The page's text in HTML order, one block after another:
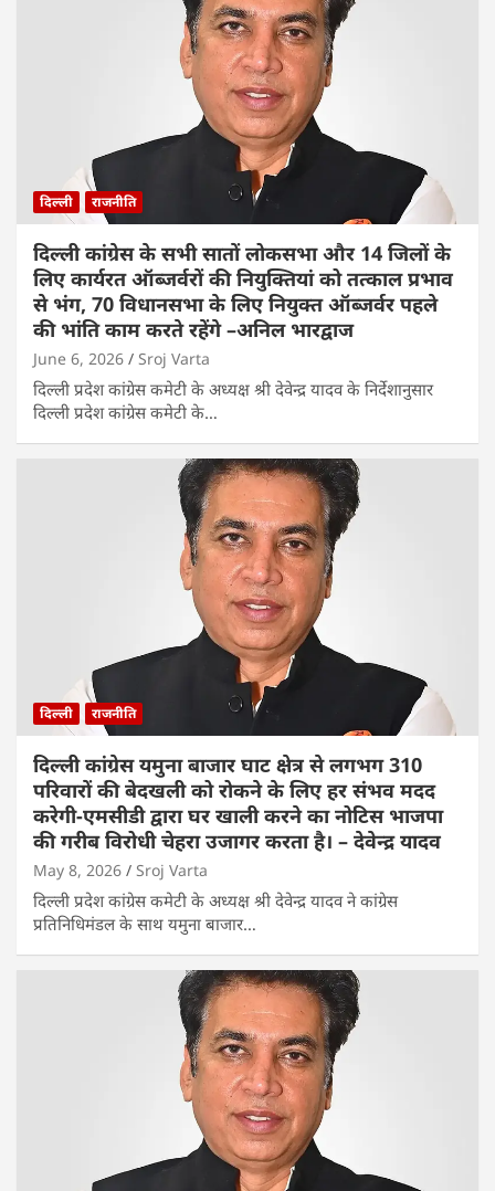
दिल्ली राजनीति
दिल्ली कांग्रेस के सभी सातों लोकसभा और 14 जिलों के
लिए कार्यरत ऑब्जर्वरों की नियुक्तियां को तत्काल प्रभाव
से भंग, 70 विधानसभा के लिए नियुक्त ऑब्जर्वर पहले
की भांति काम करते रहेंगे –अनिल भारद्वाज
June 6, 2026 Sroj Varta
दिल्ली प्रदेश कांग्रेस कमेटी के अध्यक्ष श्री देवेन्द्र यादव के निर्देशानुसार
दिल्ली प्रदेश कांग्रेस कमेटी के…
दिल्ली राजनीति
दिल्ली कांग्रेस यमुना बाजार घाट क्षेत्र से लगभग 310
परिवारों की बेदखली को रोकने के लिए हर संभव मदद
करेगी-एमसीडी द्वारा घर खाली करने का नोटिस भाजपा
की गरीब विरोधी चेहरा उजागर करता है। – देवेन्द्र यादव
May 8, 2026 Sroj Varta
दिल्ली प्रदेश कांग्रेस कमेटी के अध्यक्ष श्री देवेन्द्र यादव ने कांग्रेस
प्रतिनिधिमंडल के साथ यमुना बाजार…